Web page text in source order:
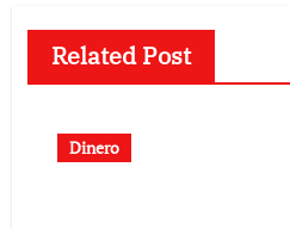
Related Post
Dinero